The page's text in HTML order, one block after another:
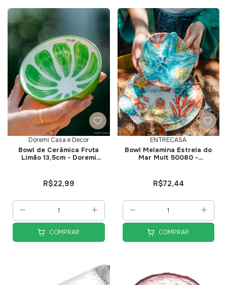
Doremi Casa e Decor
Bowl de Cerâmica Fruta
Limão 13,5cm - Doremi
R$22,99
COMPRAR
ENTRECASA
Bowl Melamina Estrela do
Mar Mult 50080 -
R$72,44
COMPRAR